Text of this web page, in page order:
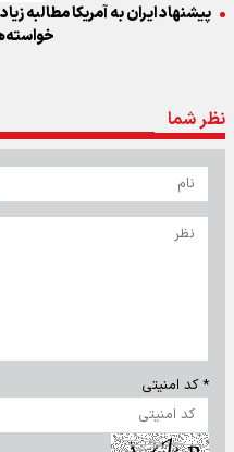
پیشنهاد ایران به آمریکا مطالبه
نظر شما
* کد امنیتی